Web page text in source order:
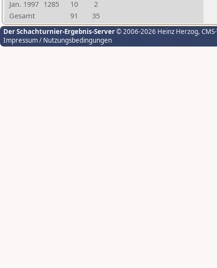
Jan. 1997 1285 10
2
Gesamt
91 35
Der Schachturnier-Ergebnis-Server© 2006-2026 Heinz Herzog,
Impressum / Nutzungsbedingungen